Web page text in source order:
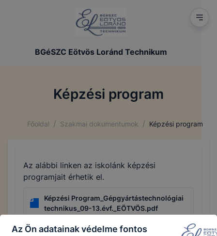
BGéSZC Eötvös Loránd Technikum
Képzési program
Főoldal / Szakmai dokumentumok / Képzési program
Az alábbi linken az iskolánk képzési
programjait érhetik el.
Képzési Program_Gépgyártástechnológiai
technikus_09-13.évf._EÖTVÖS.pdf
Az Ön adatainak védelme fontos